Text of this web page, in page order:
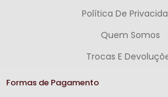
Política De
Quem Somos
Trocas E
Formas de Pagamento